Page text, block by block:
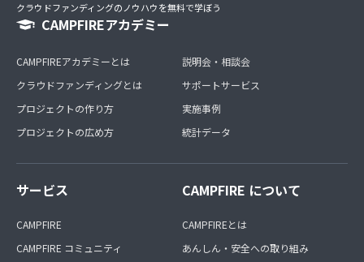
クラウドファンディングのノウハウを無料で学ぼう
CAMPFIREアカデミー
CAMPFIREアカデミーとは
クラウドファンディングとは
プロジェクトの作り方
プロジェクトの広め方
説明会・相談会
サポートサービス
実施事例
統計データ
サービス
CAMPFIRE
CAMPFIRE コミュニティ
CAMPFIRE について
CAMPFIREとは
あんしん・安全への取り組み